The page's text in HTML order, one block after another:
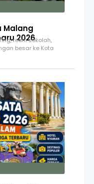
Malang
2026
reuni sekolah,
besar ke Kota